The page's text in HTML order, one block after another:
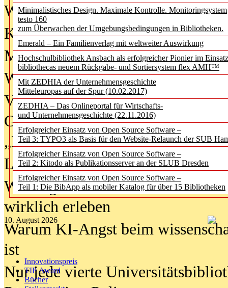
Minimalistisches Design. Maximale Kontrolle. Monitoringsystem
testo 160
zum Überwachen der Umgebungsbedingungen in Bibliotheken.
Emerald – Ein Familienverlag mit weltweiter Auswirkung
Hochschulbibliothek Ansbach als erfolgreicher Pionier im
bibliothecas neuem Rückgabe- und Sortiersystem flex AMH™
Mit ZEDHIA der Unternehmensgeschichte
Mitteleuropas auf der Spur (10.02.2017)
ZEDHIA – Das Onlineportal für Wirtschafts-
und Unternehmensgeschichte (22.11.2016)
Erfolgreicher Einsatz von Open Source Software –
Teil 3: TYPO3 als Basis für den Website-Relaunch der SUB
Erfolgreicher Einsatz von Open Source Software –
Teil 2: Kitodo als Publikationsserver an der SLUB Dresden
Erfolgreicher Einsatz von Open Source Software –
Teil 1: Die BibApp als mobiler Katalog für über 15 Bibliotheken
10. August 2026
Innovationspreis
TIP Award
Bücher
Was Hochschul­bibliotheken von
Kinder in der digitalen Welt
Metadaten als Infrastruktur
Wenn Bots katalogisieren
Von Abschlusskleidern bis
Geisterjagd-Ausrüstung in der
„Library of Things“ unterwegs
Lesen als Infrastrukturaufgabe
Wie Jugendliche Social Media
wirklich erleben
Warum KI-Angst beim
ist
Nur jede vierte